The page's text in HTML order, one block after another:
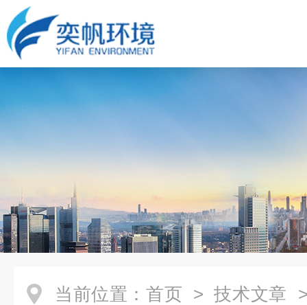
当前位置： 首页 > 技术文章